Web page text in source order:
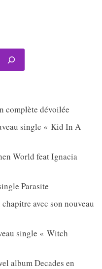
complète dévoilée
single « Kid In A
World feat Ignacia
Parasite
avec son nouveau
single « Witch
album Decades en